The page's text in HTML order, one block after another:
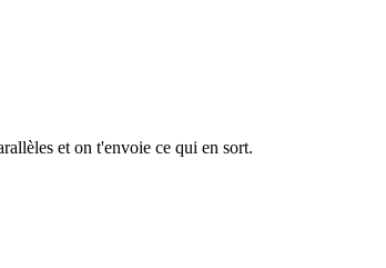
et on t'envoie ce qui en sort.